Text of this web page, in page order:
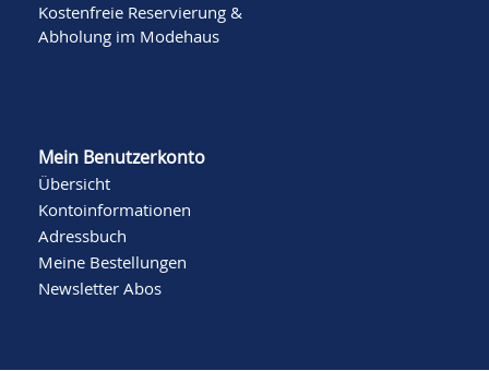
Kostenfreie Reservierung &
Abholung im Modehaus
Mein Benutzerkonto
Übersicht
Kontoinformationen
Adressbuch
Meine Bestellungen
Newsletter Abos